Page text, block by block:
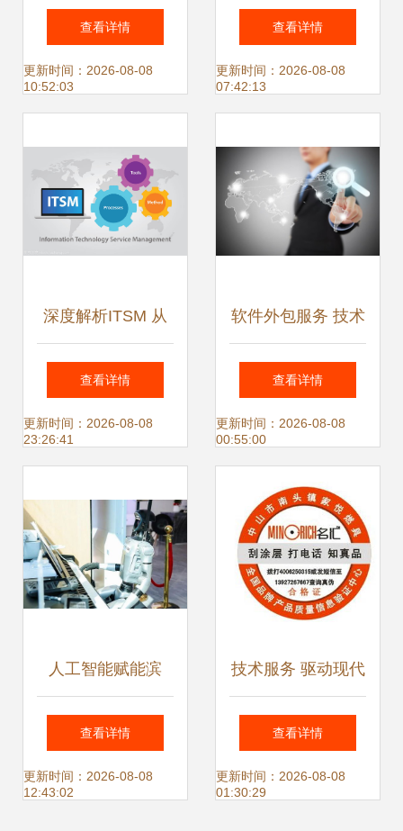
批发 猪牛羊驱虫饲
料添加剂的定向开
查看详情
更新时间：2026-08-08
10:52:03
企业与社会的无形
引擎
查看详情
更新时间：2026-08-08
07:42:13
深度解析ITSM 从
服务管理到技术开
发的全面指南
查看详情
更新时间：2026-08-08
23:26:41
软件外包服务 技术
开发公司业务版图
中的重要支柱
查看详情
更新时间：2026-08-08
00:55:00
人工智能赋能滨
江，7S旗舰店激活
武昌数创新走廊
查看详情
更新时间：2026-08-08
12:43:02
技术服务 驱动现代
企业发展的核心引
擎
查看详情
更新时间：2026-08-08
01:30:29